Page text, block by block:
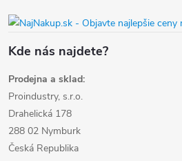
Kde nás najdete?
Prodejna a sklad:
Proindustry, s.r.o.
Drahelická 178
288 02 Nymburk
Česká Republika